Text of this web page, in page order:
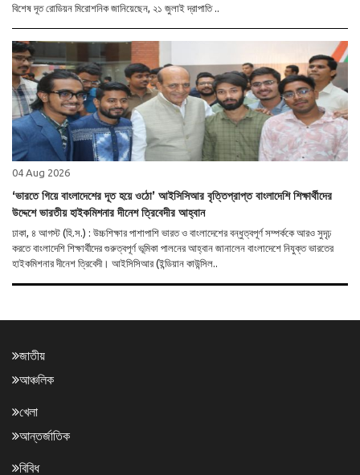
বিশেষ দূত রোডিয়ন মিরোশনিক জানিয়েছেন, ২১ জুলাই দ্রাপাতি ..
04 Aug 2026
‘ভারতে গিয়ে বাংলাদেশের দূত হয়ে ওঠো’ আইসিসিআর বৃত্তিপ্রাপ্ত বাংলাদেশি শিক্ষার্থীদের
উদ্দেশে ভারতীয় হাইকমিশনার দীনেশ ত্রিবেদীর আহ্বান
ঢাকা, ৪ আগস্ট (হি.স.) : উচ্চশিক্ষার পাশাপাশি ভারত ও বাংলাদেশের বন্ধুত্বপূর্ণ সম্পর্ককে আরও সুদৃঢ়
করতে বাংলাদেশি শিক্ষার্থীদের গুরুত্বপূর্ণ ভূমিকা পালনের আহ্বান জানালেন বাংলাদেশে নিযুক্ত ভারতের
হাইকমিশনার দীনেশ ত্রিবেদী। আইসিসিআর (ইন্ডিয়ান কাউন্সিল..
জাতীয়
আঞ্চলিক
খেলা
আন্তর্জাতিক
বিবিধ